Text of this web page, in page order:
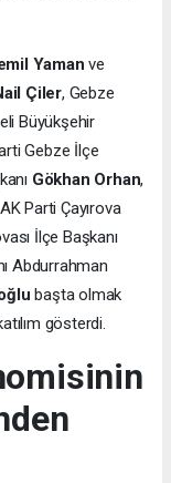
Yaman ve
Çiler, Gebze
Büyükşehir
Gebze İlçe
Gökhan Orhan,
Parti Çayırova
İlçe Başkanı
Abdurrahman
başta olmak
gösterdi.